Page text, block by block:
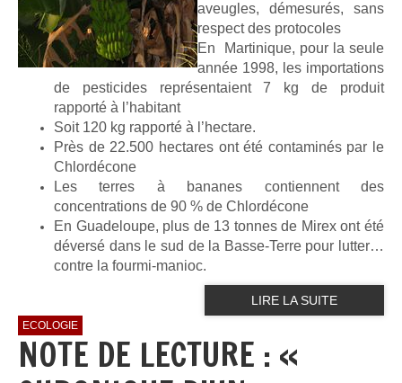
aveugles, démesurés, sans
respect des protocoles
En Martinique, pour la seule
année 1998, les importations
de pesticides représentaient 7 kg de produit
rapporté à l’habitant
Soit 120 kg rapporté à l’hectare.
Près de 22.500 hectares ont été contaminés par le
Chlordécone
Les terres à bananes contiennent des
concentrations de 90 % de Chlordécone
En Guadeloupe, plus de 13 tonnes de Mirex ont été
déversé dans le sud de la Basse-Terre pour lutter…
contre la fourmi-manioc.
LIRE LA SUITE
ECOLOGIE
NOTE DE LECTURE : «